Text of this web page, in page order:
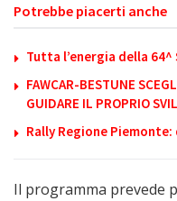
Potrebbe piacerti anche
Tutta l’energia della
FAWCAR-BESTUNE
GUIDARE IL PROPRIO
Rally Regione
Il programma prevede